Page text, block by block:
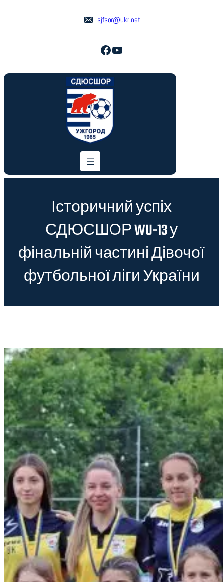
sjfsor@ukr.net
Facebook YouTube
Історичний успіх
СДЮСШОР WU-13 у
фінальній частині Дівочої
футбольної ліги України